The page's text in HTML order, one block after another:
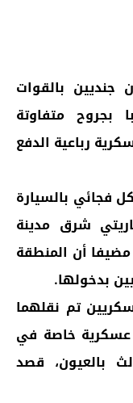
جنديين بالقوات
بجروح متفاوتة
رباعية الدفع
فجائي بالسيارة
شرق مدينة
مضيفا أن المنطقة
بدخولها.
تم نقلهما
خاصة في
بالعيون، قصد